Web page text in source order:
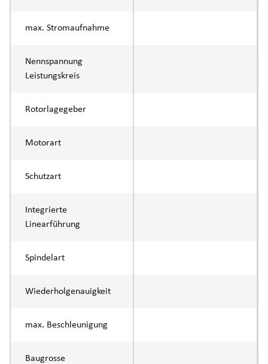
max. Stromaufnahme
Nennspannung
Leistungskreis
Rotorlagegeber
Motorart
Schutzart
Integrierte
Linearführung
Spindelart
Wiederholgenauigkeit
max. Beschleunigung
Baugrosse